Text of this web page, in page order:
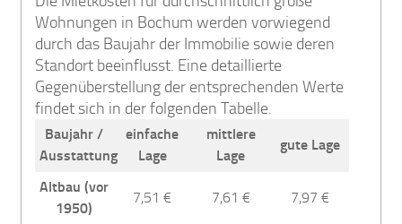
Wohnungen in Bochum werden vorwiegend
durch das Baujahr der Immobilie sowie deren
Standort beeinflusst. Eine detaillierte
Gegenüberstellung der entsprechenden Werte
findet sich in der folgenden Tabelle.
Baujahr /
Ausstattung
einfache
Lage
mittlere
Lage
gute Lage
Altbau (vor
1950)
7,51 € 7,61 € 7,97 €